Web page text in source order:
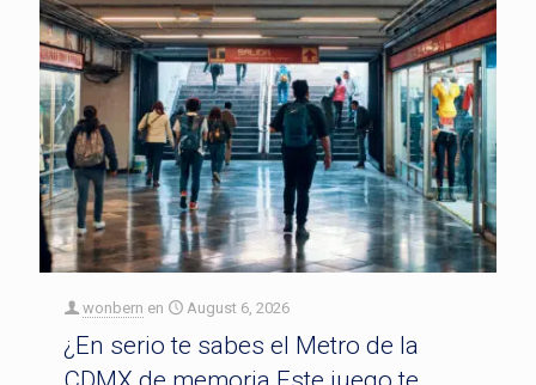
wonbern en August 6, 2026
¿En serio te sabes el Metro de la